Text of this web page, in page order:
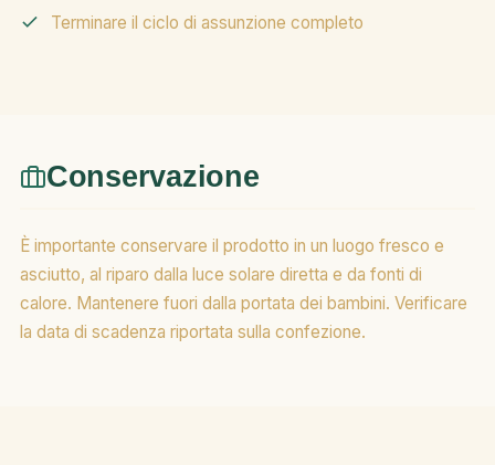
Terminare il ciclo di assunzione completo
Conservazione
È importante conservare il prodotto in un luogo fresco e
asciutto, al riparo dalla luce solare diretta e da fonti di
calore. Mantenere fuori dalla portata dei bambini. Verificare
la data di scadenza riportata sulla confezione.